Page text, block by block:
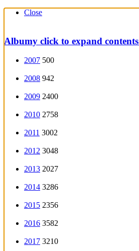
Close
Albumy click to expand contents
2007 500
2008 942
2009 2400
2010 2758
2011 3002
2012 3048
2013 2027
2014 3286
2015 2356
2016 3582
2017 3210